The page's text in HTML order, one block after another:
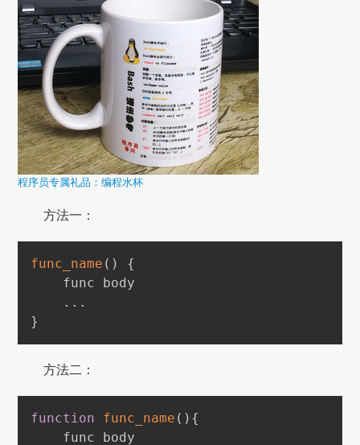
程序员专属礼品：编程水杯
方法一：
func_name ( )
{
    func body
..
}
方法二：
function func_name ( ) {
    func body